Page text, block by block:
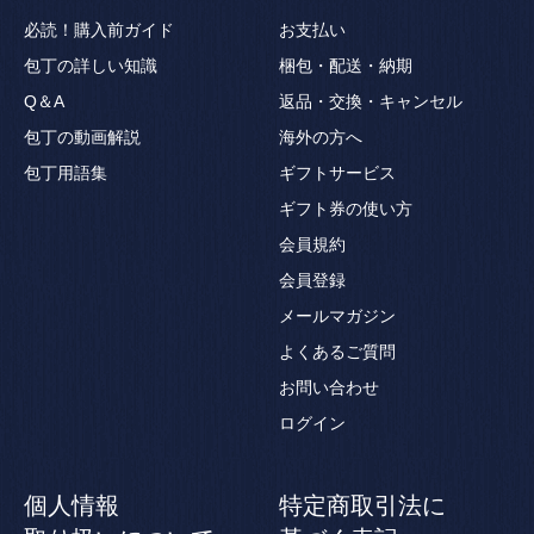
必読！購入前ガイド
包丁の詳しい知識
Q＆A
包丁の動画解説
包丁用語集
お支払い
梱包・配送・納期
返品・交換・キャンセル
海外の方へ
ギフトサービス
ギフト券の使い方
会員規約
会員登録
メールマガジン
よくあるご質問
お問い合わせ
ログイン
個人情報
特定商取引法に